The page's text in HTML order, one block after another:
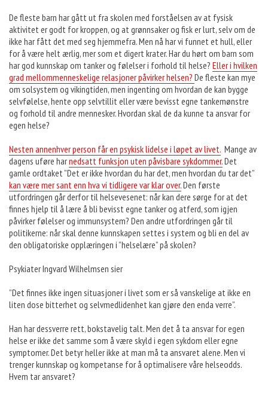
De fleste barn har gått ut fra skolen med forståelsen av at fysisk
aktivitet er godt for kroppen, og at grønnsaker og fisk er lurt, selv om de
ikke har fått det med seg hjemmefra. Men nå har vi funnet et hull, eller
for å være helt ærlig, mer som et digert krater. Har du hørt om barn som
har god kunnskap om tanker og følelser i forhold til helse? Eller i hvilken
grad mellommenneskelige relasjoner påvirker helsen? De fleste kan mye
om solsystem og vikingtiden, men ingenting om hvordan de kan bygge
selvfølelse, hente opp selvtillit eller være bevisst egne tankemønstre
og forhold til andre mennesker. Hvordan skal de da kunne ta ansvar for
egen helse?
Nesten annenhver person får en psykisk lidelse i løpet av livet. Mange av
dagens uføre harnedsatt funksjon uten påvisbare sykdommer.Det
gamle ordtaket ”Det er ikke hvordan du har det, men hvordan du tar det”
kan være mer sant enn hva vi tidligere var klar over.Den første
utfordringen går derfor til helsevesenet: når kan dere sørge for at det
finnes hjelp til å lære å bli bevisst egne tanker og atferd, som igjen
påvirker følelser og immunsystem? Den andre utfordringen går til
politikerne: når skal denne kunnskapen settes i system og bli en del av
den obligatoriske opplæringen i ”helselære” på skolen?
Psykiater Ingvard Wilhelmsen sier
”Det finnes ikke ingen situasjoner i livet som er så vanskelige at ikke en
liten dose bitterhet og selvmedlidenhet kan gjøre den enda verre”.
Han har dessverre rett, bokstavelig talt. Men det å ta ansvar for egen
helse er ikke det samme som å være skyld i egen sykdom eller egne
symptomer. Det betyr heller ikke at man må ta ansvaret alene. Men vi
trenger kunnskap og kompetanse for å optimalisere våre helseodds.
Hvem tar ansvaret?